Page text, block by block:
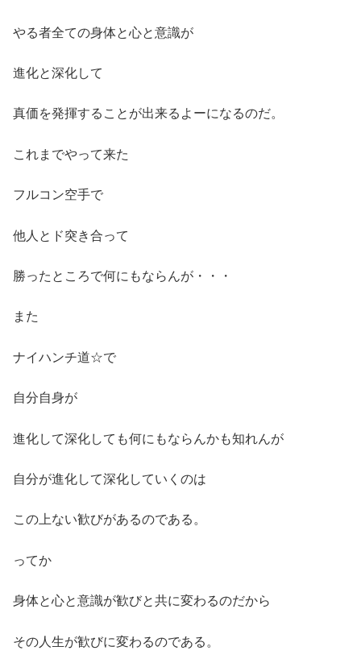
やる者全ての身体と心と意識が
進化と深化して
真価を発揮することが出来るよーになるのだ。
これまでやって来た
フルコン空手で
他人とド突き合って
勝ったところで何にもならんが・・・
また
ナイハンチ道☆で
自分自身が
進化して深化しても何にもならんかも知れんが
自分が進化して深化していくのは
この上ない歓びがあるのである。
ってか
身体と心と意識が歓びと共に変わるのだから
その人生が歓びに変わるのである。